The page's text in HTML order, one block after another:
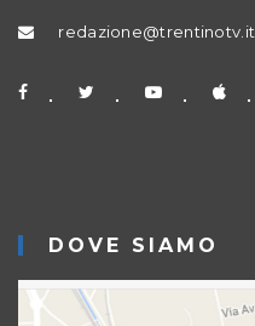
redazione@trentinotv.it
DOVE SIAMO